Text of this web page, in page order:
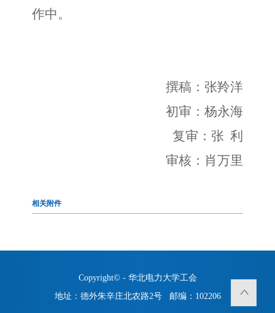
作中。
撰稿：张羚洋
初审：杨永海
复审：张 利
审核： 肖万里
相关附件
Copyright© - 华北电力大学工会
地址：德外朱辛庄北农路2号 邮编：102206